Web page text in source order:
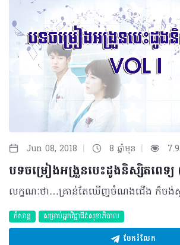
Jun 08, 2018 | 8 ឆ្នាំមុន |
បទចម្រៀងអង្រួនបេះដូងនិស្សិតពេទ្យ
កំសាន្ត សម្រាប់អ្នកវិជ្ជាជីវៈសុខាភិបាល
ចែករំលែក